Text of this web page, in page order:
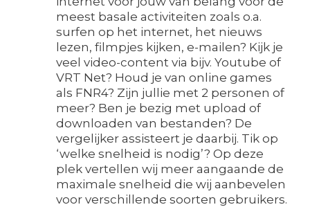
meest basale activiteiten zoals o.a.
surfen op het internet, het nieuws
lezen, filmpjes kijken, e-mailen? Kijk je
veel video-content via bijv. Youtube of
VRT Net? Houd je van online games
als FNR4? Zijn jullie met 2 personen of
meer? Ben je bezig met upload of
downloaden van bestanden? De
vergelijker assisteert je daarbij. Tik op
‘welke snelheid is nodig’? Op deze
plek vertellen wij meer aangaande de
maximale snelheid die wij aanbevelen
voor verschillende soorten gebruikers.